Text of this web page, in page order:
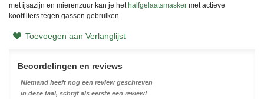
met ijsazijn en mierenzuur kan je het halfgelaatsmasker met actieve
koolfilters tegen gassen gebruiken.
Toevoegen aan Verlanglijst
Beoordelingen en reviews
Niemand heeft nog een review geschreven
in deze taal, schrijf als eerste een review!